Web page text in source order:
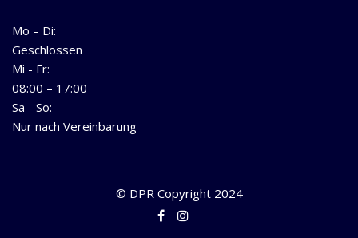
Mo – Di:
Geschlossen
Mi - Fr:
08:00 – 17:00
Sa - So:
Nur nach Vereinbarung
© DPR Copyright 2024